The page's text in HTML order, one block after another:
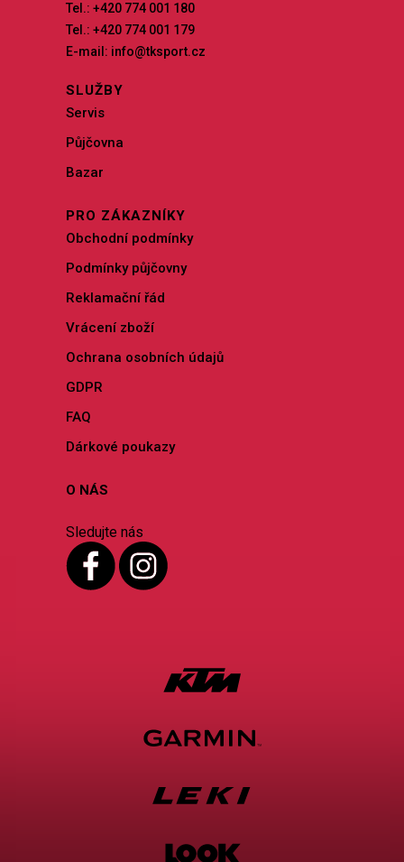
Tel.: +420 774 001 180
Tel.: +420 774 001 179
E-mail: info@tksport.cz
SLUŽBY
Servis
Půjčovna
Bazar
PRO ZÁKAZNÍKY
Obchodní podmínky
Podmínky půjčovny
Reklamační řád
Vrácení zboží
Ochrana osobních údajů
GDPR
FAQ
Dárkové poukazy
O NÁS
Sledujte nás